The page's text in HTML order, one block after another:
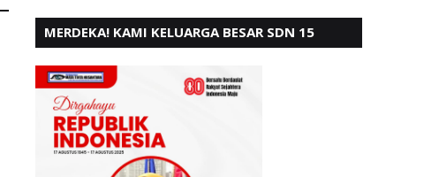
MERDEKA! KAMI KELUARGA BESAR SDN 15
- 80